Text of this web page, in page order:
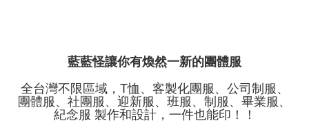
藍藍怪讓你有煥然一新的團體服
全台灣不限區域，T恤、客製化團服、公司制服、
團體服、社團服、迎新服、班服、制服、畢業服、
紀念服 製作和設計，一件也能印！！